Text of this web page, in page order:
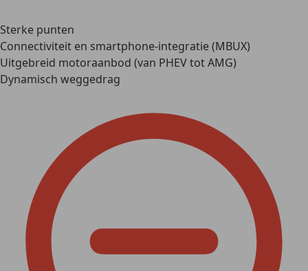
Sterke punten
Connectiviteit en smartphone-integratie (MBUX)
Uitgebreid motoraanbod (van PHEV tot AMG)
Dynamisch weggedrag